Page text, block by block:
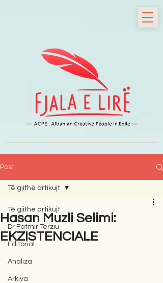
Post
Të gjithë artikujt
Dr Fatmir Terziu
Editorial
Analiza
Arkiva
Të gjithë artikujt
Hasan Muzli Selimi:
EKZISTENCIALE